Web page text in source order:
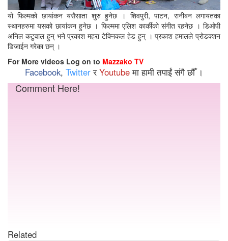
यो फिल्मको छायांकन यसैसाता शुरु हुनेछ । शिवपुरी, पाटन, रानीबन लगायतका
स्थानहरुमा यसको छायांकन हुनेछ । फिल्ममा एलिश कार्कीको संगीत रहनेछ । डिओपी
अनिल कटुवाल हुन् भने प्रकाश महरा टेक्निकल हेड हुन् । प्रकाश हमालले प्रोडक्शन
डिजाईन गरेका छन् ।
For More videos Log on to Mazzako TV
Facebook, TwitterरYoutubeमा हामी तपाईं संगै छौँ ।
Comment Here!
Related